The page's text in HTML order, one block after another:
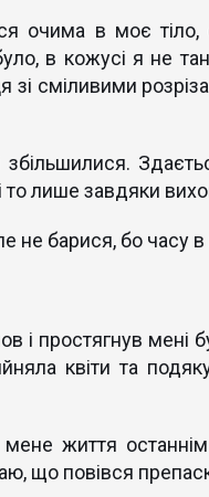
очима в моє тіло,
в кожусі я не
зі сміливими
збільшилися.
лише завдяки
не барися, бо часу
і простягнув мені
квіти та
життя
що повівся